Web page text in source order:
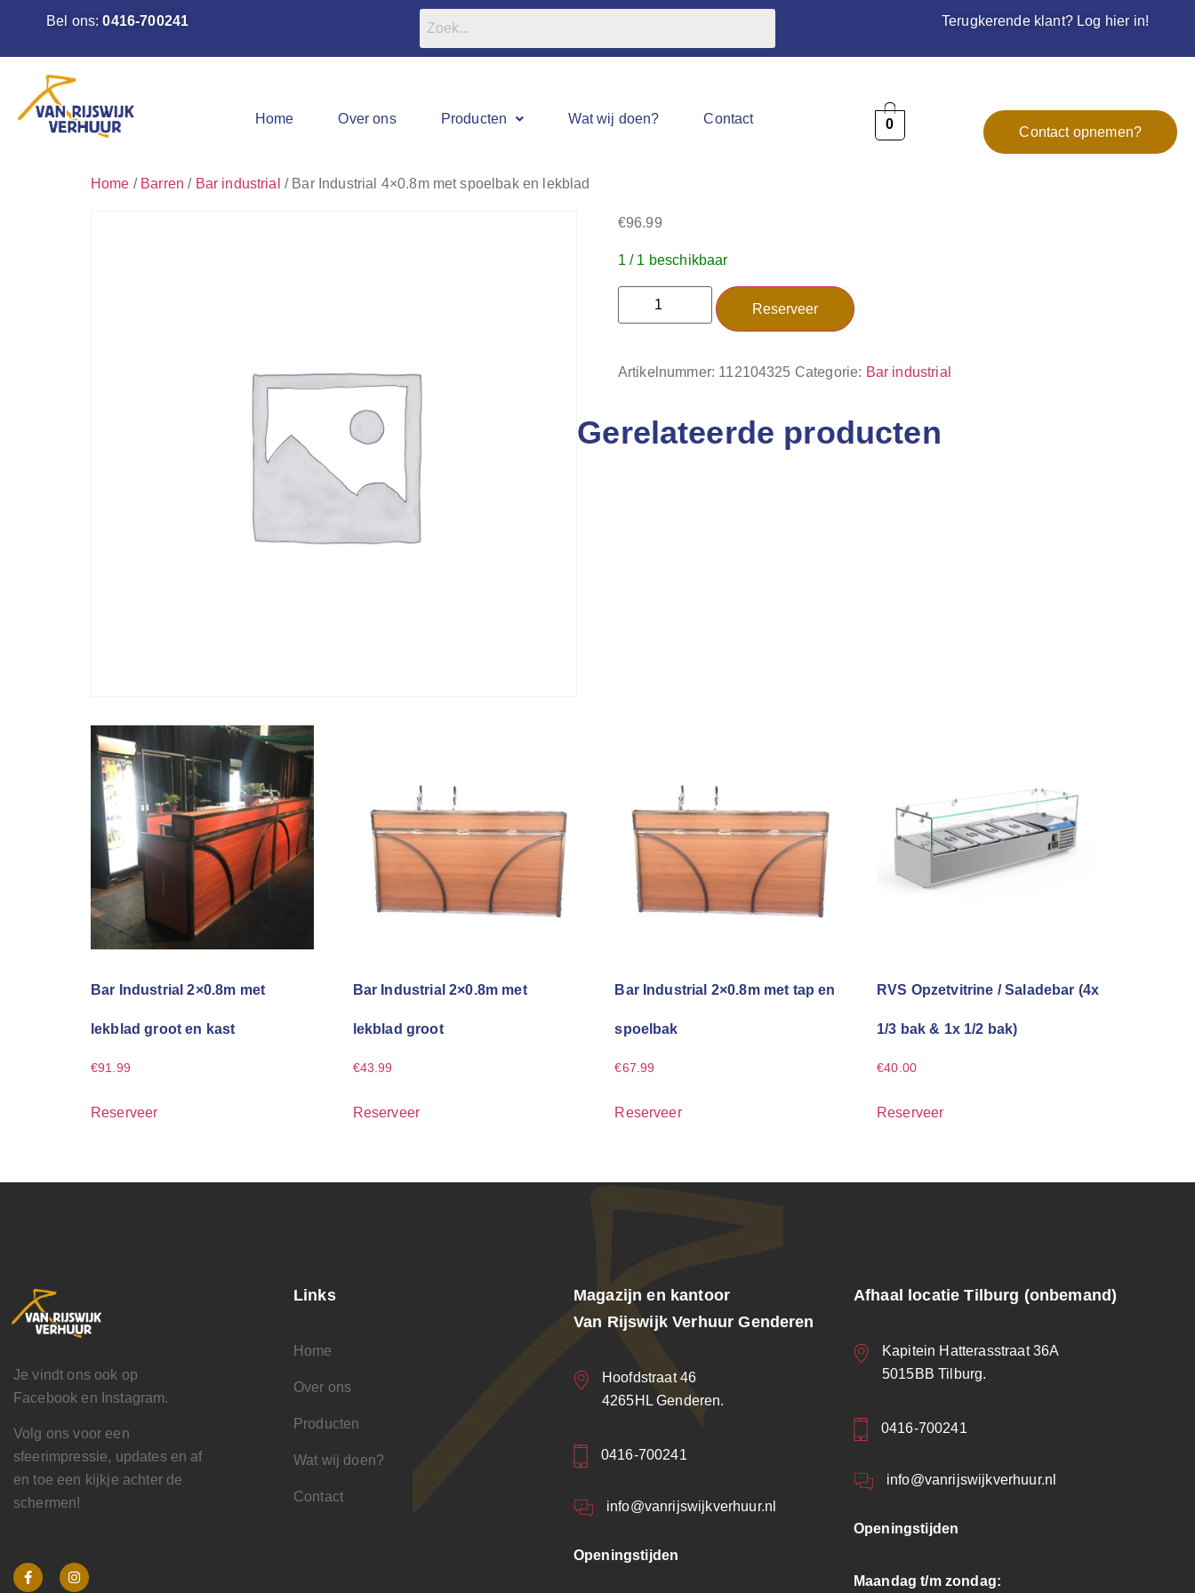
Bel ons:0416-700241 Terugkerende klant? Log hier in!
Home Over ons Producten Wat wij doen? Contact 0
Contact opnemen?
Home / Barren / Bar industrial / Bar Industrial 4×0.8m met spoelbak en lekblad
€96.99
1 / 1 beschikbaar
Reserveer
Artikelnummer: 112104325 Categorie: Bar industrial
Gerelateerde producten
Bar Industrial 2×0.8m met
lekblad groot en kast
€91.99
Reserveer
Bar Industrial 2×0.8m met
lekblad groot
€43.99
Reserveer
Bar Industrial 2×0.8m met tap en
spoelbak
€67.99
Reserveer
RVS Opzetvitrine / Saladebar (4x
1/3 bak & 1x 1/2 bak)
€40.00
Reserveer
Je vindt ons ook op
Facebook en Instagram.
Volg ons voor een
sfeerimpressie, updates en af
en toe een kijkje achter de
schermen!
Links
Home
Over ons
Producten
Wat wij doen?
Contact
Magazijn en kantoor
Van Rijswijk Verhuur Genderen
Hoofdstraat 46
4265HL Genderen.
0416-700241
info@vanrijswijkverhuur.nl
Openingstijden
Afhaal locatie Tilburg (onbemand)
Kapitein Hatterasstraat 36A
5015BB Tilburg.
0416-700241
info@vanrijswijkverhuur.nl
Openingstijden
Maandag t/m zondag: